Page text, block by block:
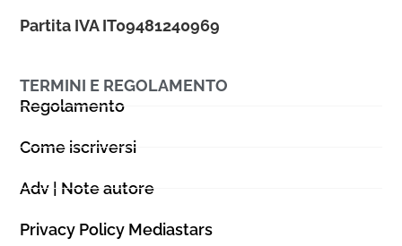
Partita IVA IT09481240969
TERMINI E REGOLAMENTO
Regolamento
Come iscriversi
Adv | Note autore
Privacy Policy Mediastars